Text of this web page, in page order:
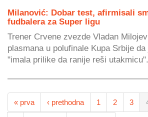
Milanović: Dobar test, afirmisali
fudbalera za Super ligu
Trener Crvene zvezde Vladan
plasmana u polufinale Kupa Srbije
"imala prilike da ranije reši
« prva ‹ prethodna 1 2 3